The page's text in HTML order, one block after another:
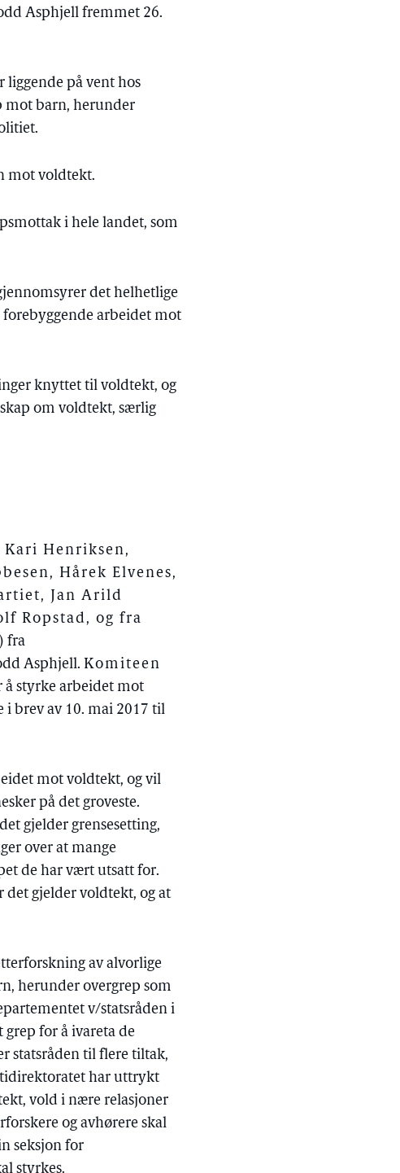
Asphjell fremmet 26.
på vent hos
mot barn, herunder
mot voldtekt.
i hele landet, som
det helhetlige
forebyggende arbeidet mot
knyttet til voldtekt, og
om voldtekt, særlig
Henriksen,
Hårek Elvenes,
Jan Arild
Ropstad, og fra
fra
Asphjell.Komiteen
å styrke arbeidet mot
i brev av 10. mai 2017 til
mot voldtekt, og vil
på det groveste.
gjelder grensesetting,
over at mange
de har vært utsatt for.
gjelder voldtekt, og at
av alvorlige
herunder overgrep som
v/statsråden i
for å ivareta de
statsråden til flere tiltak,
har uttrykt
vold i nære relasjoner
og avhørere skal
seksjon for
styrkes.